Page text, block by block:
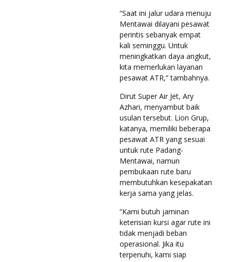
“Saat ini jalur udara menuju
Mentawai dilayani pesawat
perintis sebanyak empat
kali seminggu. Untuk
meningkatkan daya angkut,
kita memerlukan layanan
pesawat ATR,” tambahnya.
Dirut Super Air Jet, Ary
Azhari, menyambut baik
usulan tersebut. Lion Grup,
katanya, memiliki beberapa
pesawat ATR yang sesuai
untuk rute Padang-
Mentawai, namun
pembukaan rute baru
membutuhkan kesepakatan
kerja sama yang jelas.
“Kami butuh jaminan
keterisian kursi agar rute ini
tidak menjadi beban
operasional. Jika itu
terpenuhi, kami siap